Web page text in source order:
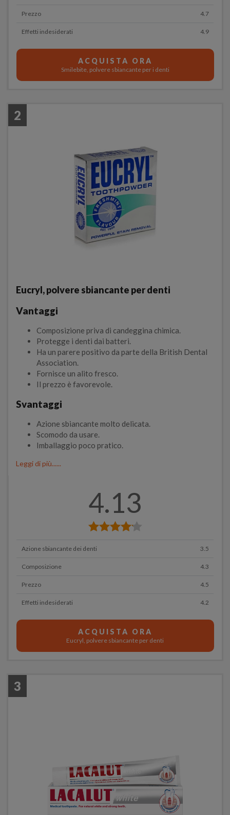
Prezzo 4.7
Effetti indesiderati 4.9
ACQUISTA ORA
Smilebite, polvere sbiancante per i denti
2
Eucryl, polvere sbiancante per denti
Vantaggi
Composizione priva di candeggina chimica.
Protegge i denti dai batteri.
Ha un parere positivo da parte della British Dental
Association.
Fornisce un alito fresco.
Il prezzo è favorevole.
Svantaggi
Azione sbiancante molto delicata.
Scomodo da usare.
Imballaggio poco pratico.
Leggi di più......
4.13
Azione sbiancante dei denti 3.5
Composizione 4.3
Prezzo 4.5
Effetti indesiderati 4.2
ACQUISTA ORA
Eucryl, polvere sbiancante per denti
3